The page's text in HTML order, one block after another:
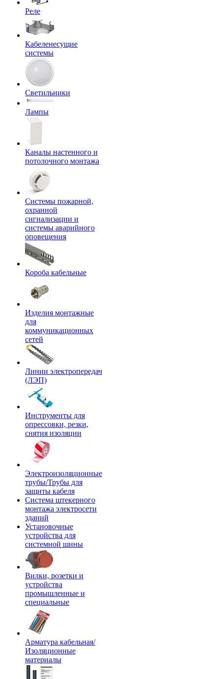
Реле
Кабеленесущие
системы
Светильники
Лампы
Каналы настенного и
потолочного монтажа
Системы пожарной,
охранной
сигнализации и
системы аварийного
оповещения
Короба кабельные
Изделия монтажные
для
коммуникационных
сетей
Линии электропередач
(ЛЭП)
Инструменты для
опрессовки, резки,
снятия изоляции
Электроизоляционные
трубы/Трубы для
защиты кабеля
Система штекерного
монтажа электросети
зданий
Установочные
устройства для
системной шины
Вилки, розетки и
устройства
промышленные и
специальные
Арматура кабельная/
Изоляционные
материалы